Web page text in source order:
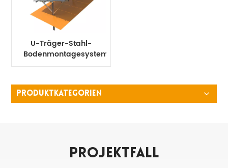
U-Träger-Stahl-
Bodenmontagesystem
PRODUKTKATEGORIEN
Projektfall